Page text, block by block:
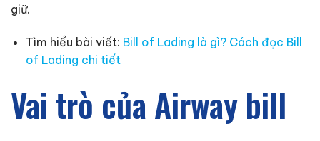
giữ.
Tìm hiểu bài viết: Bill of Lading là gì? Cách đọc Bill
of Lading chi tiết
Vai trò của Airway bill